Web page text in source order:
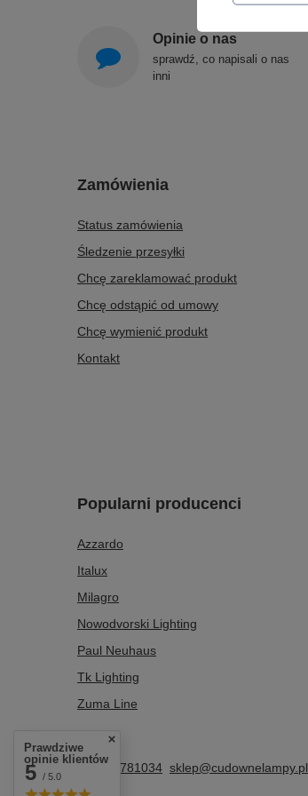
Opinie o nas
sprawdź, co napisali o nas
inni
Zamówienia
Status zamówienia
Śledzenie przesyłki
Chcę zareklamować produkt
Chcę odstąpić od umowy
Chcę wymienić produkt
Kontakt
Popularni producenci
Azzardo
Italux
Milagro
Nowodvorski Lighting
Paul Neuhaus
Tk Lighting
Zuma Line
+48608781034 sklep@cudownelampy.pl
Prawdziwe
opinie klientów
5 / 5.0